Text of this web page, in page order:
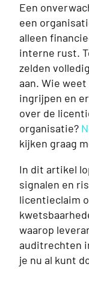
Een
een
alleen
interne rust.
zelden
aan. Wie
ingrijpen en
over de
organisatie?
kijken graag
In dit artikel
signalen en
licentieclaim
waarop
auditrechten
je nu al kunt